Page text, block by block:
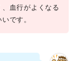
血行がよくなる
です。